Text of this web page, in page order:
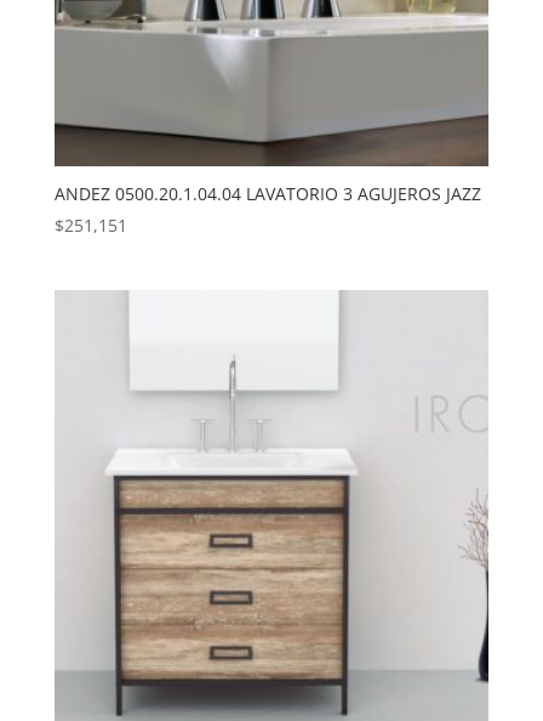
ANDEZ 0500.20.1.04.04 LAVATORIO 3 AGUJEROS JAZZ
$251,151